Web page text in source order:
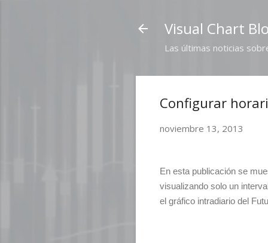
Visual Chart
Las últimas noticias
Configurar
noviembre 13, 2013
En esta publicación se
visualizando solo un
el gráfico intradiario del